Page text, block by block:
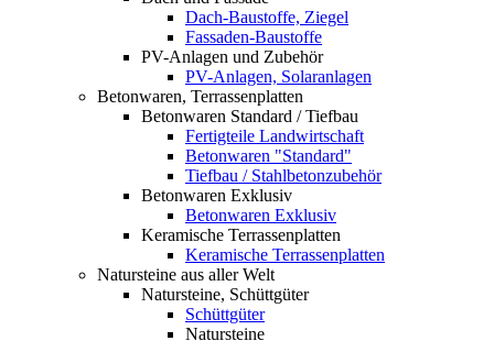
Dach-Baustoffe, Ziegel
Fassaden-Baustoffe
PV-Anlagen und Zubehör
PV-Anlagen, Solaranlagen
Betonwaren, Terrassenplatten
Betonwaren Standard / Tiefbau
Fertigteile Landwirtschaft
Betonwaren "Standard"
Tiefbau / Stahlbetonzubehör
Betonwaren Exklusiv
Betonwaren Exklusiv
Keramische Terrassenplatten
Keramische Terrassenplatten
Natursteine aus aller Welt
Natursteine, Schüttgüter
Schüttgüter
Natursteine